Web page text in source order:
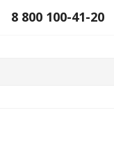
8 800 100-41-20